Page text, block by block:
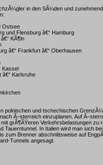
in den SÃ¼den und
Ostsee
und Flensburg â€“ Hamburg
KÃ¶ln
â€“ Frankfurt â€“ Oberhausen
Kassel
â€“ Karlsruhe
polnischen und tschechischen
Ã–sterreich einzuplanen. Auf
grÃ¶ÃŸeren Verkehrsbelastungen
Tauerntunnel. In Italien wird man sich
zum Brenner abschnittsweise auf
Tunnels angesagt.